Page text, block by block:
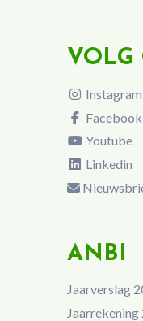
VOLG
Instagram
Facebook
Youtube
Linkedin
ANBI
Jaarverslag
Jaarrekening